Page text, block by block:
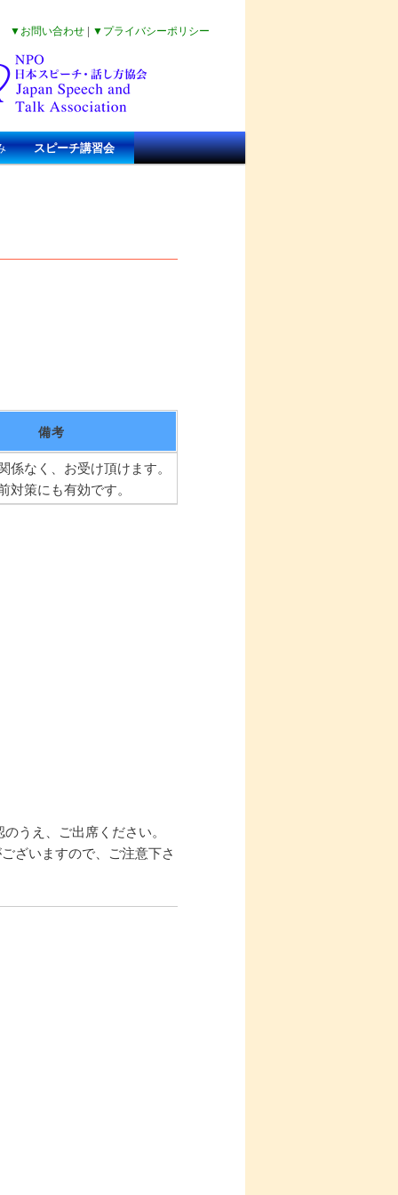
▼お問い合わせ | ▼プライバシーポリシー
スピーチ講習会
備考
係なく、お受け頂けます。
対策にも有効です。
うえ、ご出席ください。
ざいますので、ご注意下さ